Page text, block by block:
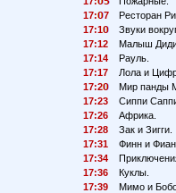
17:
7
Ресторан
17:1
Звуки
17:12
Малыш
17:14
Рауль.
17:17
Лола и
17:2
Мир панды
17:23
Сиппи
17:26
Африка.
17:28
Зак и Зигги.
17:31
Финн и
17:34
17:36
Куклы.
17:39
Мимо и